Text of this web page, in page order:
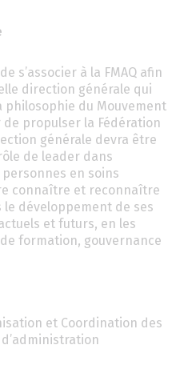
s’associer à la FMAQ afin
direction générale qui
philosophie du Mouvement
propulser la Fédération
générale devra être
de leader dans
en soins
connaître et reconnaître
développement de ses
et futurs, en les
formation, gouvernance
et Coordination des